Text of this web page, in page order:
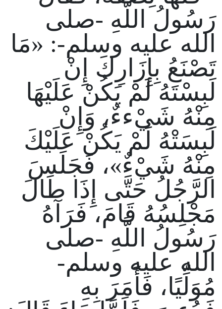
رَسُولُ اللَّهِ -صلى
الله عليه وسلم-: «مَا
تَصْنَعُ بِإِزَارِكَ إِنْ
لَبِسْتَهُ لَمْ يَكُنْ عَلَيْهَا
مِنْهُ شَيْءءٌ، وَإِنْ
لَبِسَتْهُ لَمْ يَكُنْ عَلَيْكَ
مِنْهُ شَيْءٌ»، فَجَلَسَ
الرَّجُلُ حَتَّى إِذَا طَالَ
مَجْلِسُهُ قَامَ، فَرَآهُ
رَسُولُ اللَّهِ -صلى
الله عليه وسلم-
مُوَلِّيًا، فَأَمَرَ بِهِ